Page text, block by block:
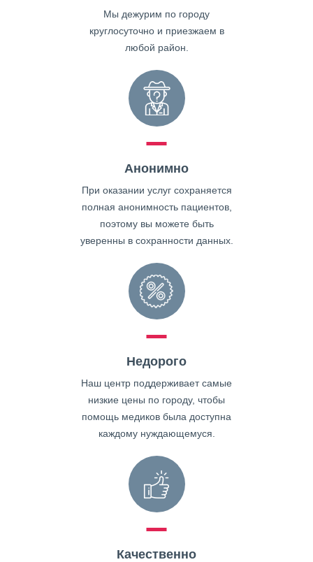
Мы дежурим по городу
круглосуточно и приезжаем в
любой район.
Анонимно
При оказании услуг сохраняется
полная анонимность пациентов,
поэтому вы можете быть
уверенны в сохранности данных.
Недорого
Наш центр поддерживает самые
низкие цены по городу, чтобы
помощь медиков была доступна
каждому нуждающемуся.
Качественно